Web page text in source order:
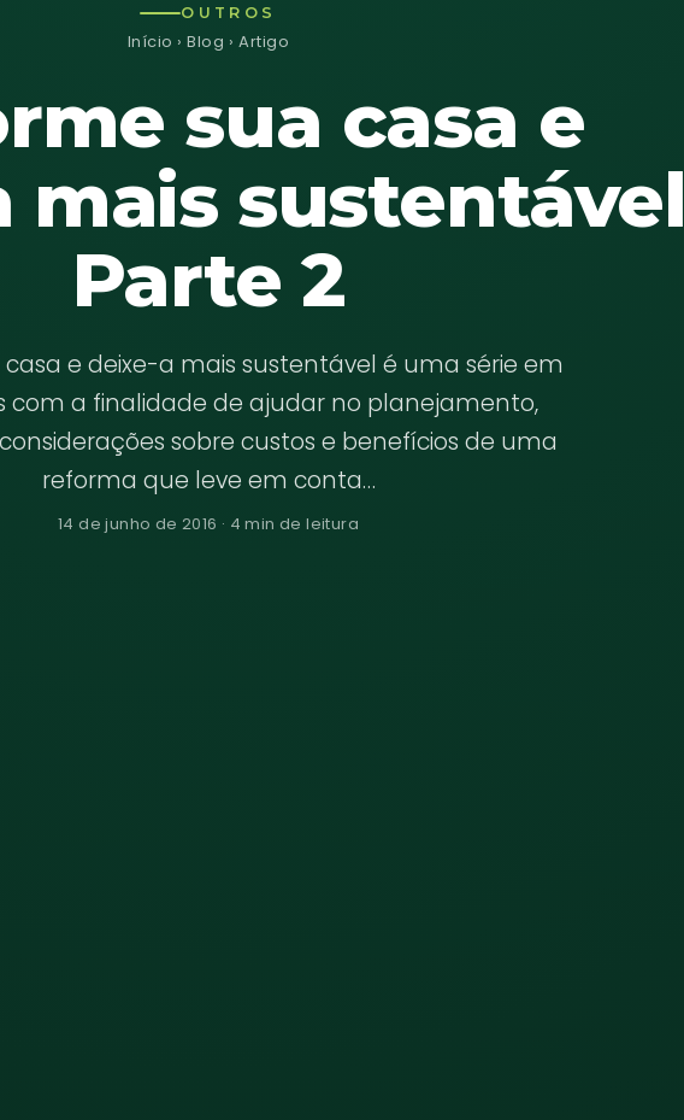
OUTROS
Início ›Blog › Artigo
sua casa e
mais sustentável
Parte 2
e deixe-a mais sustentável é uma série em
com a finalidade de ajudar no planejamento,
sobre custos e benefícios de uma
reforma que leve em conta…
14 de junho de 2016 · 4 min de leitura